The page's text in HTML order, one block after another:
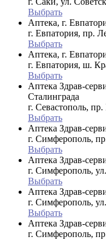
Выбрать
Аптека, г.
г. Евпатория, пр.
Выбрать
Аптека, г.
г. Евпатория, ш.
Выбрать
Аптека Здрав-
Сталинграда
г. Севастополь,
Выбрать
Аптека Здрав-
г. Симферополь,
Выбрать
Аптека Здрав-
г. Симферополь,
Выбрать
Аптека Здрав-
г. Симферополь,
Выбрать
Аптека Здрав-
г. Симферополь,